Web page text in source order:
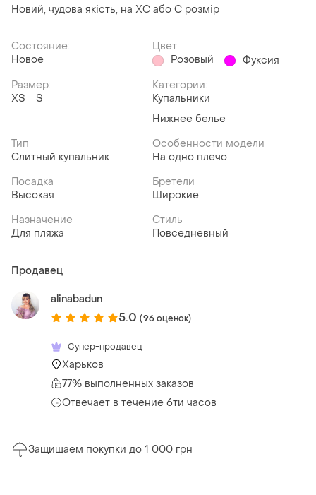
Новий, чудова якість, на ХС або С розмір
Состояние:
Новое
Цвет:
Розовый
Фуксия
Размер:
ХS
S
Категории:
Купальники
Нижнее белье
Тип
Слитный купальник
Особенности модели
На одно плечо
Посадка
Высокая
Бретели
Широкие
Назначение
Для пляжа
Стиль
Повседневный
Продавец
alinabadun
5.0 (96 оценок)
Супер-продавец
Харьков
77% выполненных заказов
Отвечает в течение 6ти часов
Защищаем покупки до 1 000 грн